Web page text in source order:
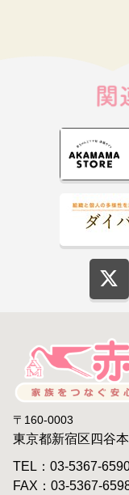
〒160-0003
東京都新宿区四谷
TEL：03-5367-
FAX：03-5367-